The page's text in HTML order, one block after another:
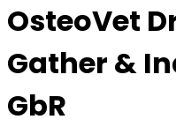
OsteoVet
Gather &
GbR